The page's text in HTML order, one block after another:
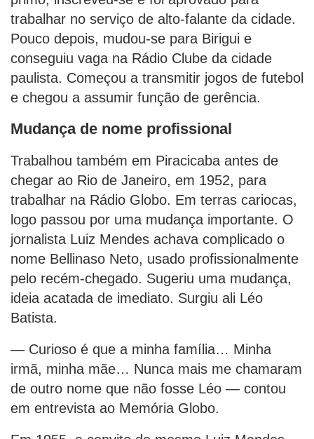
trabalhar no serviço de alto-falante da cidade.
Pouco depois, mudou-se para Birigui e
conseguiu vaga na Rádio Clube da cidade
paulista. Começou a transmitir jogos de futebol
e chegou a assumir função de gerência.
Mudança de nome profissional
Trabalhou também em Piracicaba antes de
chegar ao Rio de Janeiro, em 1952, para
trabalhar na Rádio Globo. Em terras cariocas,
logo passou por uma mudança importante. O
jornalista Luiz Mendes achava complicado o
nome Bellinaso Neto, usado profissionalmente
pelo recém-chegado. Sugeriu uma mudança,
ideia acatada de imediato. Surgiu ali Léo
Batista.
— Curioso é que a minha família… Minha
irmã, minha mãe… Nunca mais me chamaram
de outro nome que não fosse Léo — contou
em entrevista ao Memória Globo.